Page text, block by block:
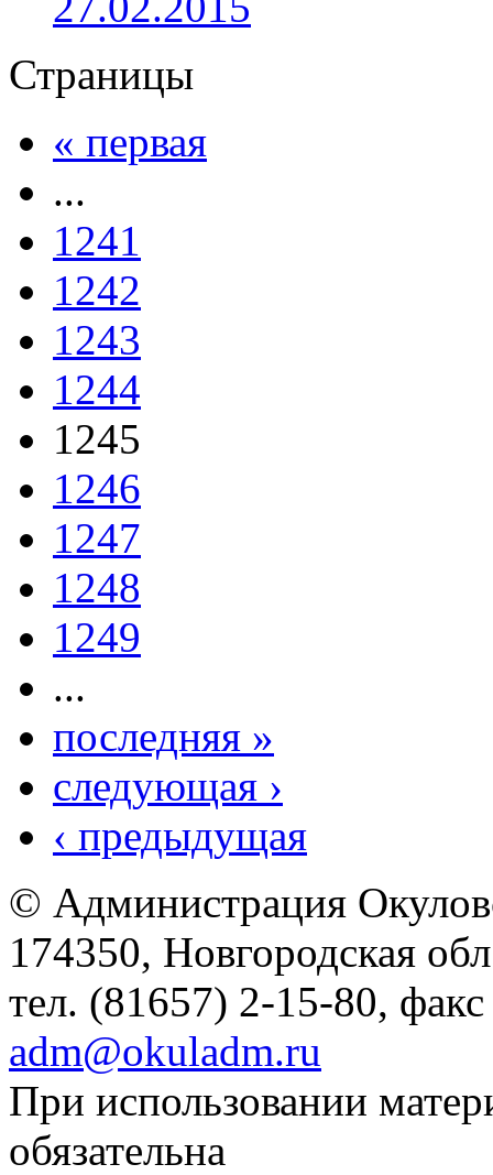
Страницы
« первая
...
1241
1242
1243
1244
1245
1246
1247
1248
1249
...
последняя »
следующая ›
‹ предыдущая
© Администрация
174350, Новгородская
тел. (81657) 2-15-80,
adm@okuladm.ru
При использовании
обязательна